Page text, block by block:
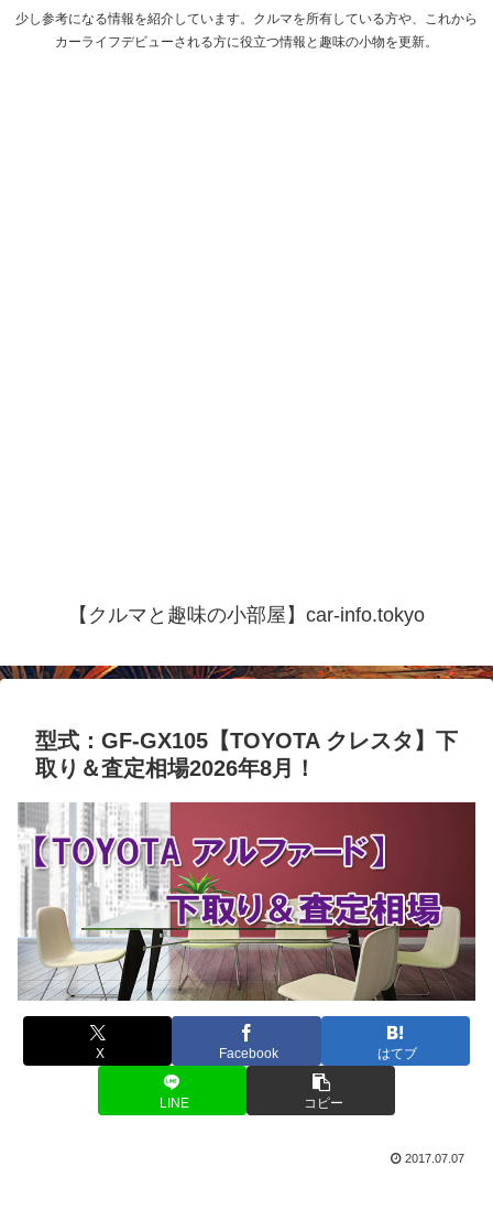
少し参考になる情報を紹介しています。クルマを所有している方や、これから
カーライフデビューされる方に役立つ情報と趣味の小物を更新。
【クルマと趣味の小部屋】car-info.tokyo
型式：GF-GX105【TOYOTA クレスタ】下
取り＆査定相場2026年8月！
X Facebook はてブ
LINE コピー
2017.07.07